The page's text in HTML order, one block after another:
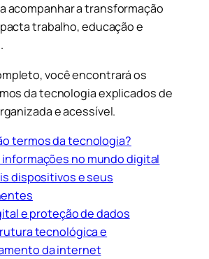
acompanhar a transformação
trabalho, educação e
você encontrará os
da tecnologia explicados de
e acessível.
termos da tecnologia?
informações no mundo digital
dispositivos e seus
e proteção de dados
tecnológica e
da internet